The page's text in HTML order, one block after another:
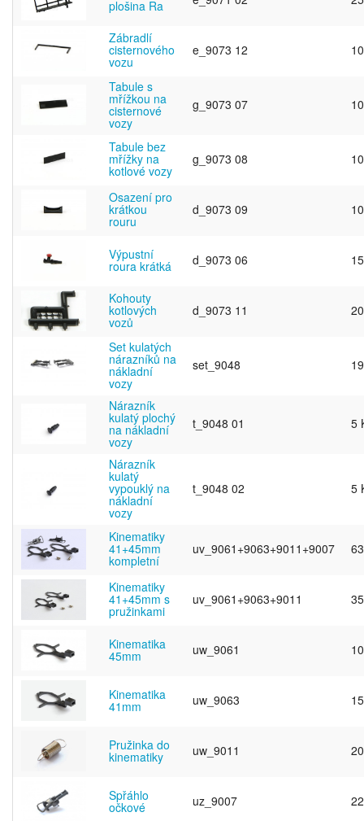
plošina Ra
Zábradlí
cisternového
vozu
e_9073 12
Tabule s
mřížkou na
cisternové
vozy
g_9073 07
Tabule bez
mřížky na
kotlové vozy
g_9073 08
Osazení pro
krátkou
rouru
d_9073 09
Výpustní
roura krátká d_9073 06
Kohouty
kotlových
vozů
d_9073 11
Set kulatých
nárazníků na
nákladní
vozy
set_9048
Nárazník
kulatý plochý
na nákladní
vozy
t_9048 01 5
Nárazník
kulatý
vypouklý na
nákladní
vozy
t_9048 02 5
Kinematiky
41+45mm
kompletní
uv_9061+9063+9011+9007
Kinematiky
41+45mm s
pružinkami
uv_9061+9063+9011
Kinematika
45mm uw_9061
Kinematika
41mm uw_9063
Pružinka do
kinematiky uw_9011
Spřáhlo
očkové uz_9007